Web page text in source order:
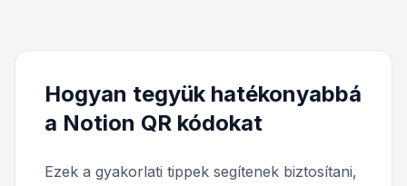
Hogyan tegyük hatékonyabbá
a Notion QR kódokat
Ezek a gyakorlati tippek segítenek biztosítani,